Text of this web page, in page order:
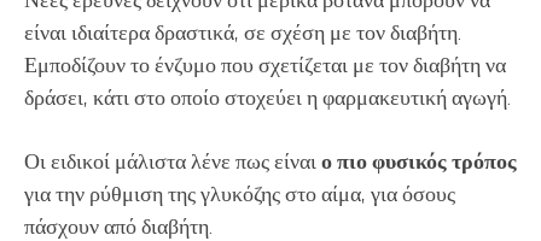
είναι ιδιαίτερα δραστικά, σε σχέση με τον διαβήτη.
Εμποδίζουν το ένζυμο που σχετίζεται με τον διαβήτη να
δράσει, κάτι στο οποίο στοχεύει η φαρμακευτική αγωγή.
Οι ειδικοί μάλιστα λένε πως είναιο πιο φυσικός τρόπος
για την ρύθμιση της γλυκόζης στο αίμα, για όσους
πάσχουν από διαβήτη.